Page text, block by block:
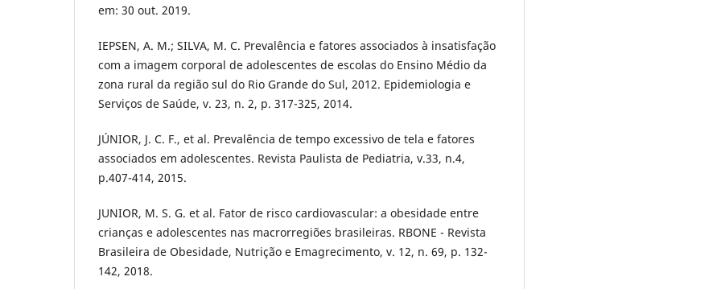
em: 30 out. 2019.
IEPSEN, A. M.; SILVA, M. C. Prevalência e fatores associados à insatisfação
com a imagem corporal de adolescentes de escolas do Ensino Médio da
zona rural da região sul do Rio Grande do Sul, 2012. Epidemiologia e
Serviços de Saúde, v. 23, n. 2, p. 317-325, 2014.
JÚNIOR, J. C. F., et al. Prevalência de tempo excessivo de tela e fatores
associados em adolescentes. Revista Paulista de Pediatria, v.33, n.4,
p.407-414, 2015.
JUNIOR, M. S. G. et al. Fator de risco cardiovascular: a obesidade entre
crianças e adolescentes nas macrorregiões brasileiras. RBONE - Revista
Brasileira de Obesidade, Nutrição e Emagrecimento, v. 12, n. 69, p. 132-
142, 2018.